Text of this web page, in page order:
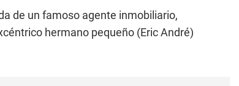
de un famoso agente inmobiliario,
hermano pequeño (Eric André)